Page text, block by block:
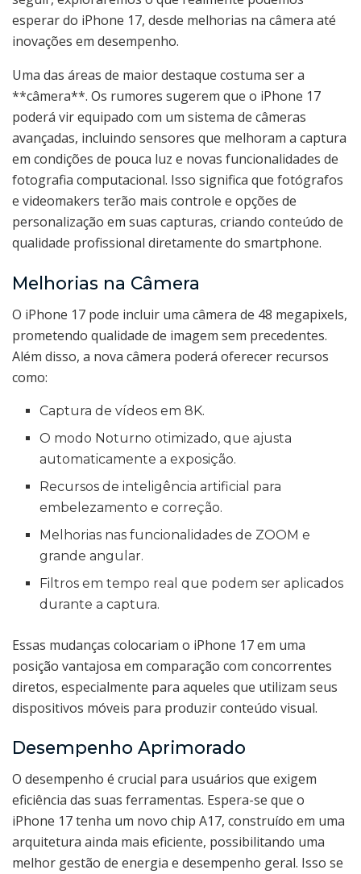
esperar do iPhone 17, desde melhorias na câmera até
inovações em desempenho.
Uma das áreas de maior destaque costuma ser a
**câmera**. Os rumores sugerem que o iPhone 17
poderá vir equipado com um sistema de câmeras
avançadas, incluindo sensores que melhoram a captura
em condições de pouca luz e novas funcionalidades de
fotografia computacional. Isso significa que fotógrafos
e videomakers terão mais controle e opções de
personalização em suas capturas, criando conteúdo de
qualidade profissional diretamente do smartphone.
Melhorias na Câmera
O iPhone 17 pode incluir uma câmera de 48 megapixels,
prometendo qualidade de imagem sem precedentes.
Além disso, a nova câmera poderá oferecer recursos
como:
Captura de vídeos em 8K.
O modo Noturno otimizado, que ajusta
automaticamente a exposição.
Recursos de inteligência artificial para
embelezamento e correção.
Melhorias nas funcionalidades de ZOOM e
grande angular.
Filtros em tempo real que podem ser aplicados
durante a captura.
Essas mudanças colocariam o iPhone 17 em uma
posição vantajosa em comparação com concorrentes
diretos, especialmente para aqueles que utilizam seus
dispositivos móveis para produzir conteúdo visual.
Desempenho Aprimorado
O desempenho é crucial para usuários que exigem
eficiência das suas ferramentas. Espera-se que o
iPhone 17 tenha um novo chip A17, construído em uma
arquitetura ainda mais eficiente, possibilitando uma
melhor gestão de energia e desempenho geral. Isso se